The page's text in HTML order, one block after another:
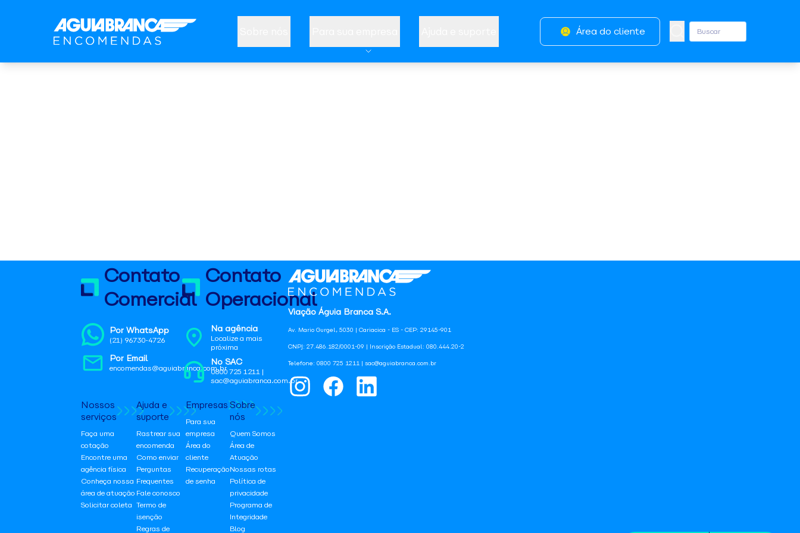
Área do cliente
Viação Águia Branca S.A.
Av. Mario Gurgel, 5030 | Cariacica - ES - CEP: 29145-901
CNPJ: 27.486.182/0001-09 | Inscrição Estadual: 080.444.20-2
Telefone: 0800 725 1211 | sac@aguiabranca.com.br
Contato
Comercial
Por WhatsApp
(21) 96730-4726
Por Email
encomendas@aguiabranca.com.br
Contato
Operacional
Na agência
Localize a mais
próxima
No SAC
0800 725 1211 |
sac@aguiabranca.com.br
Nossos
serviços
Faça uma
cotação
Encontre uma
agência física
Conheça nossa
área de atuação
Solicitar coleta
Ajuda e
suporte
Rastrear sua
encomenda
Como enviar
Perguntas
Frequentes
Fale conosco
Termo de
isenção
Regras de
Empresas
Para sua
empresa
Área do
cliente
Recuperação
de senha
Sobre
nós
Quem Somos
Área de
Atuação
Nossas rotas
Política de
privacidade
Programa de
Integridade
Blog